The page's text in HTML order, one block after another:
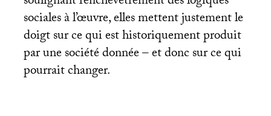
sociales à l’œuvre, elles mettent justement le
doigt sur ce qui est historiquement produit
par une société donnée – et donc sur ce qui
pourrait changer.